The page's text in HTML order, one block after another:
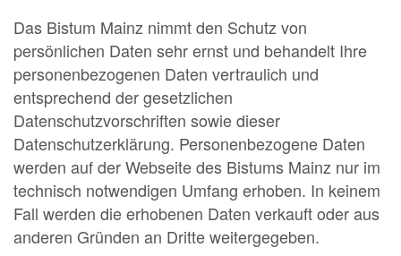
Das Bistum Mainz nimmt den Schutz von
persönlichen Daten sehr ernst und behandelt Ihre
personenbezogenen Daten vertraulich und
entsprechend der gesetzlichen
Datenschutzvorschriften sowie dieser
Datenschutzerklärung. Personenbezogene Daten
werden auf der Webseite des Bistums Mainz nur im
technisch notwendigen Umfang erhoben. In keinem
Fall werden die erhobenen Daten verkauft oder aus
anderen Gründen an Dritte weitergegeben.